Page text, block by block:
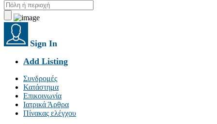
Sign In
Add Listing
Συνδρομές
Κατάστημα
Επικοινωνία
Ιατρικά Άρθρα
Πίνακας ελέγχου